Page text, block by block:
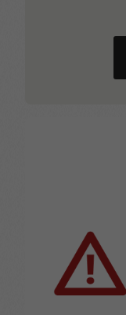
Uppvärmda
VAEB
Autobroms)